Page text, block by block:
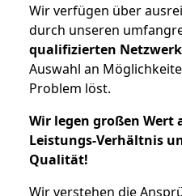
Wir verfügen über
durch unseren
qualifizierten Netzwerk
Auswahl an
Problem löst.
Wir legen großen Wert
Leistungs-Verhältnis
Qualität!
Wir verstehen die